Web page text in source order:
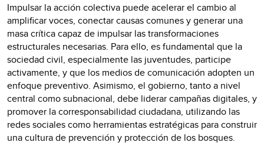
Impulsar la acción colectiva puede acelerar el cambio al
amplificar voces, conectar causas comunes y generar una
masa crítica capaz de impulsar las transformaciones
estructurales necesarias. Para ello, es fundamental que la
sociedad civil, especialmente las juventudes, participe
activamente, y que los medios de comunicación adopten un
enfoque preventivo. Asimismo, el gobierno, tanto a nivel
central como subnacional, debe liderar campañas digitales, y
promover la corresponsabilidad ciudadana, utilizando las
redes sociales como herramientas estratégicas para construir
una cultura de prevención y protección de los bosques.​